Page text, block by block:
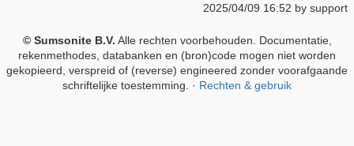
2025/04/09 16:52 by support
© Sumsonite B.V. Alle rechten voorbehouden. Documentatie,
rekenmethodes, databanken en (bron)code mogen niet worden
gekopieerd, verspreid of (reverse) engineered zonder voorafgaande
schriftelijke toestemming. · Rechten & gebruik